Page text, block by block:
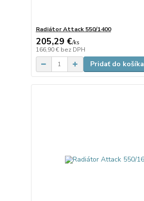
Radiátor Attack 550/1400
205,29 €/ks
166,90 € bez DPH
Pridať do košíka